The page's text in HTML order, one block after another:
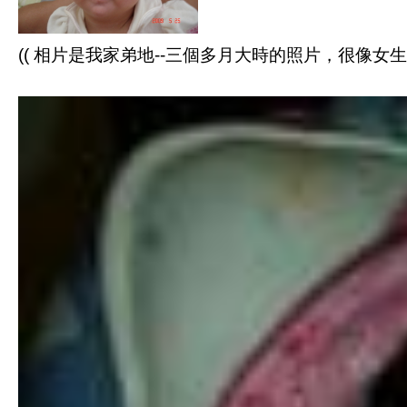
(( 相片是我家弟地--三個多月大時的照片，很像女